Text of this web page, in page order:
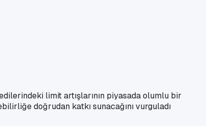
limit artışlarının piyasada olumlu bir
doğrudan katkı sunacağını vurguladı